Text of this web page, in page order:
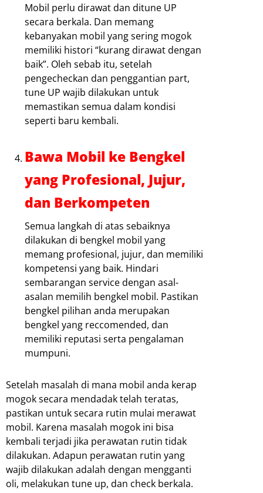
Mobil perlu dirawat dan ditune UP
secara berkala. Dan memang
kebanyakan mobil yang sering mogok
memiliki histori “kurang dirawat dengan
baik”. Oleh sebab itu, setelah
pengecheckan dan penggantian part,
tune UP wajib dilakukan untuk
memastikan semua dalam kondisi
seperti baru kembali.
Bawa Mobil ke Bengkel
yang Profesional, Jujur,
dan Berkompeten
Semua langkah di atas sebaiknya
dilakukan di bengkel mobil yang
memang profesional, jujur, dan memiliki
kompetensi yang baik. Hindari
sembarangan service dengan asal-
asalan memilih bengkel mobil. Pastikan
bengkel pilihan anda merupakan
bengkel yang reccomended, dan
memiliki reputasi serta pengalaman
mumpuni.
Setelah masalah di mana mobil anda kerap
mogok secara mendadak telah teratas,
pastikan untuk secara rutin mulai merawat
mobil. Karena masalah mogok ini bisa
kembali terjadi jika perawatan rutin tidak
dilakukan. Adapun perawatan rutin yang
wajib dilakukan adalah dengan mengganti
oli, melakukan tune up, dan check berkala.